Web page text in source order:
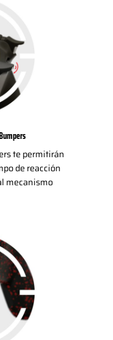
te permitirán
de reacción
mecanismo